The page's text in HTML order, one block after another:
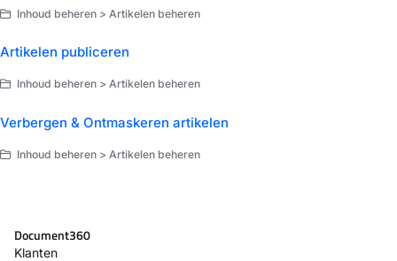
Inhoud beheren > Artikelen beheren
Artikelen publiceren
Inhoud beheren > Artikelen beheren
Verbergen & Ontmaskeren artikelen
Inhoud beheren > Artikelen beheren
Document360
Klanten